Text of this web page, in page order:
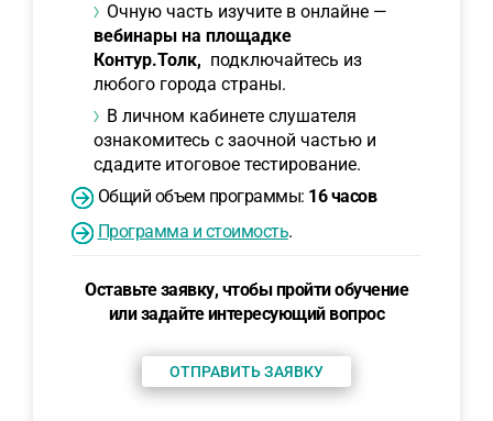
Очную часть изучите в онлайне —
вебинары на площадке
Контур.Толк, подключайтесь из
любого города страны.
В личном кабинете слушателя
ознакомитесь с заочной частью и
сдадите итоговое тестирование.
Общий объем программы: 16 часов
Программа и стоимость.
Оставьте заявку, чтобы пройти обучение
или задайте интересующий вопрос
ОТПРАВИТЬ ЗАЯВКУ